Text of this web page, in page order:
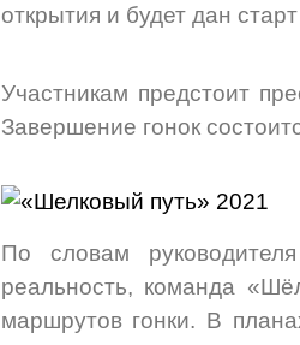
открытия и будет дан старт
Участникам предстоит
Завершение гонок
По словам
реальность, команда
маршрутов гонки. В